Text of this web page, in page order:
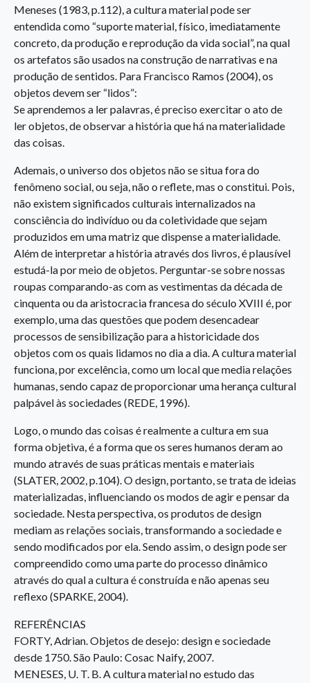
Meneses (1983, p.112), a cultura material pode ser
entendida como “suporte material, físico, imediatamente
concreto, da produção e reprodução da vida social”, na qual
os artefatos são usados na construção de narrativas e na
produção de sentidos. Para Francisco Ramos (2004), os
objetos devem ser “lidos”:
Se aprendemos a ler palavras, é preciso exercitar o ato de
ler objetos, de observar a história que há na materialidade
das coisas.
Ademais, o universo dos objetos não se situa fora do
fenômeno social, ou seja, não o reflete, mas o constitui. Pois,
não existem significados culturais internalizados na
consciência do indivíduo ou da coletividade que sejam
produzidos em uma matriz que dispense a materialidade.
Além de interpretar a história através dos livros, é plausível
estudá-la por meio de objetos. Perguntar-se sobre nossas
roupas comparando-as com as vestimentas da década de
cinquenta ou da aristocracia francesa do século XVIII é, por
exemplo, uma das questões que podem desencadear
processos de sensibilização para a historicidade dos
objetos com os quais lidamos no dia a dia. A cultura material
funciona, por excelência, como um local que media relações
humanas, sendo capaz de proporcionar uma herança cultural
palpável às sociedades (REDE, 1996).
Logo, o mundo das coisas é realmente a cultura em sua
forma objetiva, é a forma que os seres humanos deram ao
mundo através de suas práticas mentais e materiais
(SLATER, 2002, p.104). O design, portanto, se trata de ideias
materializadas, influenciando os modos de agir e pensar da
sociedade. Nesta perspectiva, os produtos de design
mediam as relações sociais, transformando a sociedade e
sendo modificados por ela. Sendo assim, o design pode ser
compreendido como uma parte do processo dinâmico
através do qual a cultura é construída e não apenas seu
reflexo (SPARKE, 2004).
REFERÊNCIAS
FORTY, Adrian. Objetos de desejo: design e sociedade
desde 1750. São Paulo: Cosac Naify, 2007.
MENESES, U. T. B. A cultura material no estudo das